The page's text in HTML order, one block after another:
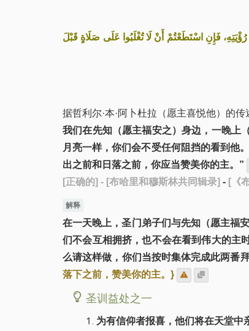
فَإِنِ اسْتَطَعْتُمْ أَنْ لَا تُغْلَبُوا عَلَى صَلَاةٍ قَبْلَ
据哲利尔·本·阿卜杜拉（愿主喜悦他）的传
我们在先知（愿主福安之）身边，一晚上
月亮一样，你们会不受任何阻挡的看到他
出之前和日落之前，你应当赞美你的主。”
[正确的] - [布哈里和穆斯林共同辑录] - [《
解释
在一天晚上，圣门弟子们与先知（愿主福
们不会互相拥挤，也不会在看到伟大的主
么请这样做，你们当按时集体完成此两番
落下之前，赞美你的主。}
圣训益处之一
为有信仰者报喜，他们将在天堂中